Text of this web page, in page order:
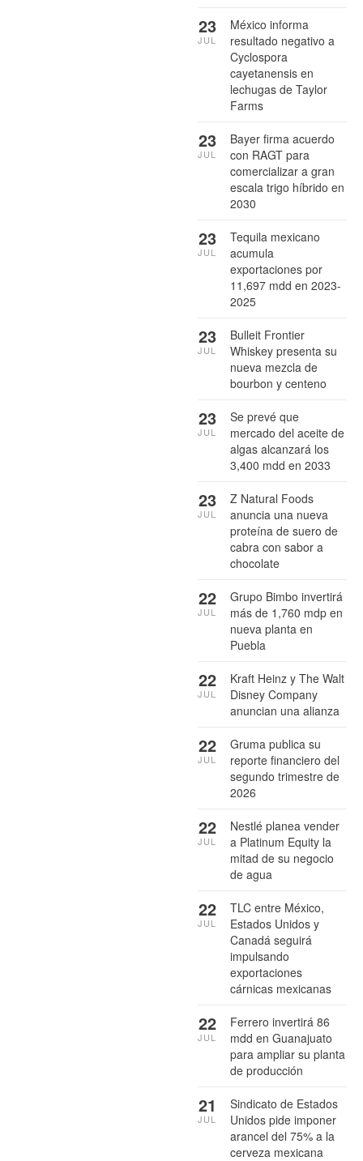
México informa
resultado negativo a
Cyclospora
cayetanensis en
lechugas de Taylor
Farms
23
JUL
Bayer firma acuerdo
con RAGT para
comercializar a gran
escala trigo híbrido en
2030
23
JUL
Tequila mexicano
acumula
exportaciones por
11,697 mdd en 2023-
2025
23
JUL
Bulleit Frontier
Whiskey presenta su
nueva mezcla de
bourbon y centeno
23
JUL
Se prevé que
mercado del aceite de
algas alcanzará los
3,400 mdd en 2033
23
JUL
Z Natural Foods
anuncia una nueva
proteína de suero de
cabra con sabor a
chocolate
23
JUL
Grupo Bimbo invertirá
más de 1,760 mdp en
nueva planta en
Puebla
22
JUL
Kraft Heinz y The Walt
Disney Company
anuncian una alianza
22
JUL
Gruma publica su
reporte financiero del
segundo trimestre de
2026
22
JUL
Nestlé planea vender
a Platinum Equity la
mitad de su negocio
de agua
22
JUL
TLC entre México,
Estados Unidos y
Canadá seguirá
impulsando
exportaciones
cárnicas mexicanas
22
JUL
Ferrero invertirá 86
mdd en Guanajuato
para ampliar su planta
de producción
22
JUL
Sindicato de Estados
Unidos pide imponer
arancel del 75% a la
cerveza mexicana
21
JUL